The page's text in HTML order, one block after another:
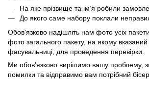
На яке прізвище та ім’я робили
До якого саме набору поклали
Обов’язково надішліть нам фото усіх
фото загального пакету, на якому
фасувальниці, для проведення перевірки.
Ми обов’язково вирішимо вашу проблему,
помилки та відправимо вам потрібний